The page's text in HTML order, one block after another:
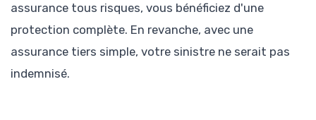
assurance tous risques, vous bénéficiez d'une
protection complète. En revanche, avec une
assurance tiers simple, votre sinistre ne serait pas
indemnisé.